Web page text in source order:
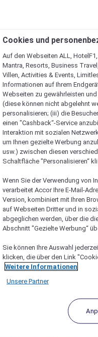
Faber
Cookies und
Auf den Webseiten ALL,
Mantra, Resorts, Business
Villen, Activities & Events,
Informationen auf Ihrem
Webseiten zu gewährleisten
(diese können nicht abgelehnt
personalisieren; (iii) die
einen "Cashback“-Service
Interaktion mit sozialen
um Ihnen gezielte Werbung
usw.) zwischen diesen
Schaltfläche "Personalisieren“
Wenn Sie der Verwendung von
verarbeitet Accor Ihre E-Mail-
Version, kombiniert mit Ihren
auf Webseiten Dritter und in
abgeglichen werden, über die
Abschnitt "Gezielte Werbung“
Sie können Ihre Auswahl
klicken, die über den Link
Weitere Informationen
Unsere Partner